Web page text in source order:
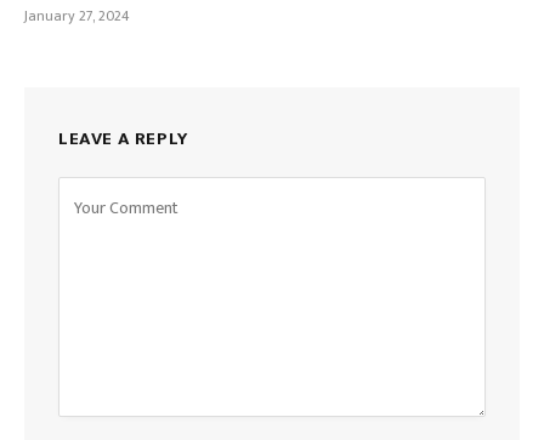
January 27, 2024
LEAVE A REPLY